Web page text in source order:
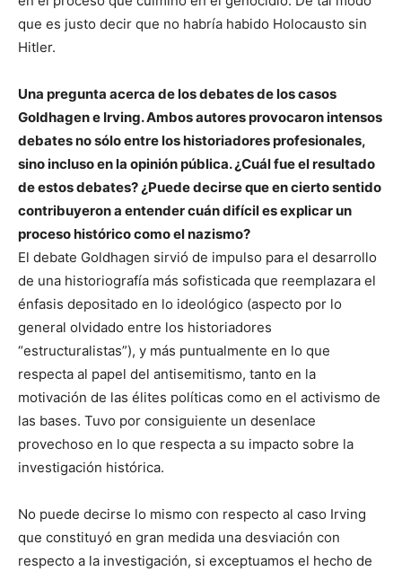
que es justo decir que no habría habido Holocausto sin
Hitler.
Una pregunta acerca de los debates de los casos
Goldhagen e Irving. Ambos autores provocaron intensos
debates no sólo entre los historiadores profesionales,
sino incluso en la opinión pública. ¿Cuál fue el resultado
de estos debates? ¿Puede decirse que en cierto sentido
contribuyeron a entender cuán difícil es explicar un
proceso histórico como el nazismo?
El debate Goldhagen sirvió de impulso para el desarrollo
de una historiografía más sofisticada que reemplazara el
énfasis depositado en lo ideológico (aspecto por lo
general olvidado entre los historiadores
“estructuralistas”), y más puntualmente en lo que
respecta al papel del antisemitismo, tanto en la
motivación de las élites políticas como en el activismo de
las bases. Tuvo por consiguiente un desenlace
provechoso en lo que respecta a su impacto sobre la
investigación histórica.
No puede decirse lo mismo con respecto al caso Irving
que constituyó en gran medida una desviación con
respecto a la investigación, si exceptuamos el hecho de